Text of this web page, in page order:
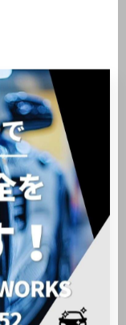
次のページ >
車販売